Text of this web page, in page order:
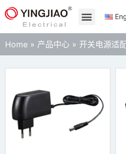
Home » 产品中心 » 开关电源适